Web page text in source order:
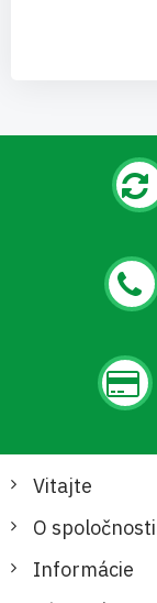
Vitajte
O spoločnosti
Informácie